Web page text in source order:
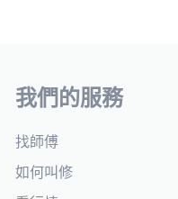
我們的服務
找師傅
如何叫修